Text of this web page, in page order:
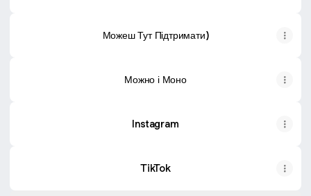
Можеш Тут Підтримати)
Можно і Моно
Instagram
TikTok